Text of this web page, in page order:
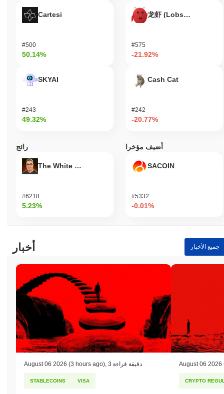
Cartesi
#500
50.14%
SKYAI
#243
49.32%
龙虾 (Lobster)
#575
-21.92%
Cash Cat
#242
-20.77%
رائج
The White Bull
#6218
5.23%
أضيف مؤخرا
SACOIN
#5332
-0.01%
أخبار جميع الأخبار
August 06 2026 (3 hours ago) 3 دقيقة قراءة
STABLECOINS VISA
August 06 2026
CRYPTO